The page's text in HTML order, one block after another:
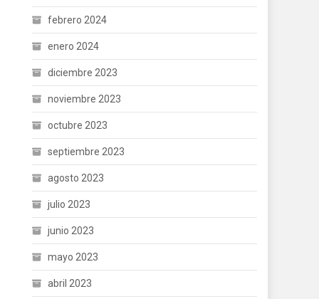
febrero 2024
enero 2024
diciembre 2023
noviembre 2023
octubre 2023
septiembre 2023
agosto 2023
julio 2023
junio 2023
mayo 2023
abril 2023